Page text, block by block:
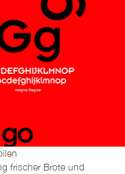
frischer Brote und